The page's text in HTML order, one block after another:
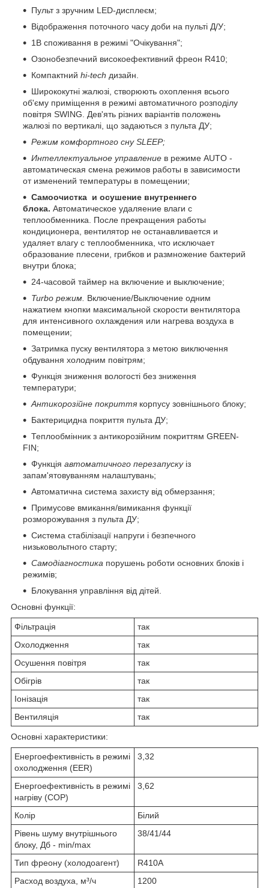
Пульт з зручним LED-дисплеєм;
Відображення поточного часу доби на пульті Д/У;
1В споживання в режимі "Очікування";
Озонобезпечний високоефективний фреон R410;
Компактний hi-tech дизайн.
Ширококутні жалюзі, створюють охоплення всього
об'єму приміщення в режимі автоматичного розподілу
повітря SWING. Дев'ять різних варіантів положень
жалюзі по вертикалі, що задаються з пульта ДУ;
Режим комфортного сну SLЕЕР;
Интеллектуальное управление в режиме AUTO -
автоматическая смена режимов работы в зависимости
от изменений температуры в помещении;
Самоочистка и осушение внутреннего
блока. Автоматическое удаляение влаги с
теплообменника. После прекращения работы
кондиционера, вентилятор не останавливается и
удаляет влагу с теплообменника, что исключает
образование плесени, грибков и размножение бактерий
внутри блока;
24-часовой таймер на включение и выключение;
Turbo режим. Включение/Выключение одним
нажатием кнопки максимальной скорости вентилятора
для интенсивного охлаждения или нагрева воздуха в
помещении;
Затримка пуску вентилятора з метою виключення
обдування холодним повітрям;
Функція зниження вологості без зниження
температури;
Антикорозійне покриття корпусу зовнішнього блоку;
Бактерицидна покриття пульта ДУ;
Теплообмінник з антикорозійним покриттям GREEN-
FIN;
Функція автоматичного перезапускуіз
запам'ятовуванням налаштувань;
Автоматична система захисту від обмерзання;
Примусове вмикання/вимикання функції
розморожування з пульта ДУ;
Система стабілізації напруги і безпечного
низьковольтного старту;
Самодіагностика порушень роботи основних блоків і
режимів;
Блокування управління від дітей.
Основні функції:
Фільтрація
так
Охолодження
так
Осушення повітря
так
Обігрів
так
Іонізація
так
Вентиляція
так
Основні характеристики:
Енергоефективність в режимі
охолодження (EER)
3,32
Енергоефективність в режимі
нагріву (COP)
3,62
Колір
Білий
Рівень шуму внутрішнього
блоку, Дб - min/max
38/41/44
Тип фреону (холодоагент)
R410A
Расход воздуха, м³/ч
1200